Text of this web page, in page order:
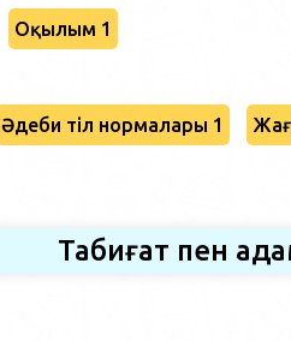
Оқылым 1
Әдеби тіл нормалары 1
Табиғат пен